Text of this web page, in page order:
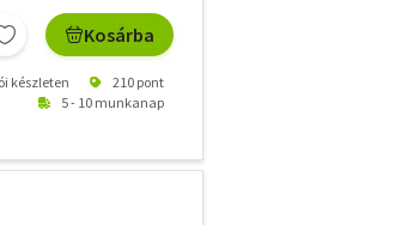
Kosárba
készleten
210 pont
5 - 10 munkanap